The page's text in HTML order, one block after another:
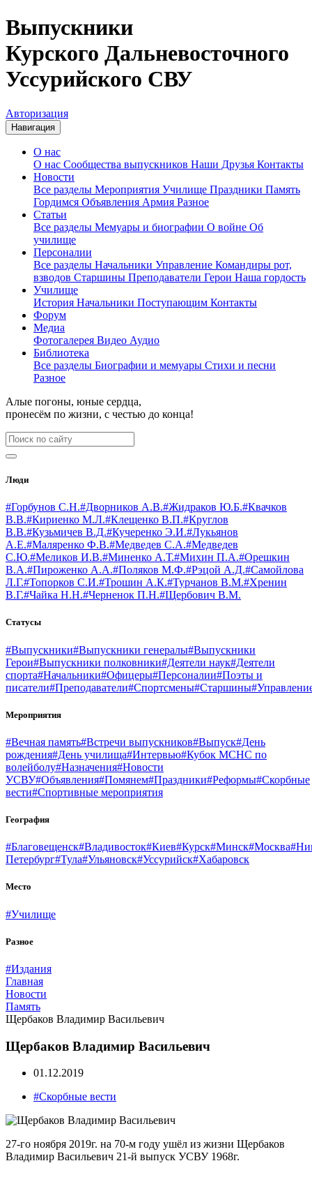
Выпускники
Курского Дальневосточного
Уссурийского СВУ
Авторизация
Навигация
О нас
О нас Сообщества выпускников Наши Друзья Контакты
Новости
Все разделы Мероприятия Училище Праздники Память
Гордимся Объявления Армия Разное
Статьи
Все разделы Мемуары и биографии О войне Об
училище
Персоналии
Все разделы Начальники Управление Командиры рот,
взводов Старшины Преподаватели Герои Наша гордость
Училище
История Начальники Поступающим Контакты
Форум
Медиа
Фотогалерея Видео Аудио
Библиотека
Все разделы Биографии и мемуары Стихи и песни
Разное
Алые погоны, юные сердца,
пронесём по жизни, с честью до конца!
Люди
#Горбунов С.Н.#Дворников А.В.#Жидраков Ю.Б.#Квачков
В.В.#Кириенко М.Л.#Клещенко В.П.#Круглов
В.В.#Кузьмичев В.Д.#Кучеренко Э.И.#Лукьянов
А.Е.#Маляренко Ф.В.#Медведев С.А.#Медведев
С.Ю.#Меликов И.В.#Миненко А.Т.#Михин П.А.#Орешкин
В.А.#Пироженко А.А.#Поляков М.Ф.#Рэцой А.Д.#Самойлова
Л.Г.#Топорков С.И.#Трошин А.К.#Турчанов В.М.#Хренин
В.Г.#Чайка Н.Н.#Черненок П.Н.#Щербович В.М.
Статусы
#Выпускники#Выпускники генералы#Выпускники
Герои#Выпускники полковники#Деятели наук#Деятели
спорта#Начальники#Офицеры#Персоналии#Поэты и
писатели#Преподаватели#Спортсмены#Старшины
Мероприятия
#Вечная память#Встречи выпускников#Выпуск#День
рождения#День училища#Интервью#Кубок МСНС по
волейболу#Назначения#Новости
УСВУ#Объявления#Помянем#Праздники#Реформы#Скорбные
вести#Спортивные мероприятия
География
#Благовещенск#Владивосток#Киев#Курск#Минск#Москва
Петербург#Тула#Ульяновск#Уссурийск#Хабаровск
Место
#Училище
Разное
#Издания
Главная
Новости
Память
Щербаков Владимир Васильевич
Щербаков Владимир Васильевич
01.12.2019
#Скорбные вести
27-го ноября 2019г. на 70-м году ушёл из жизни Щербаков
Владимир Васильевич 21-й выпуск УСВУ 1968г.